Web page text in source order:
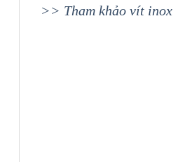
>> Tham khảo vít inox